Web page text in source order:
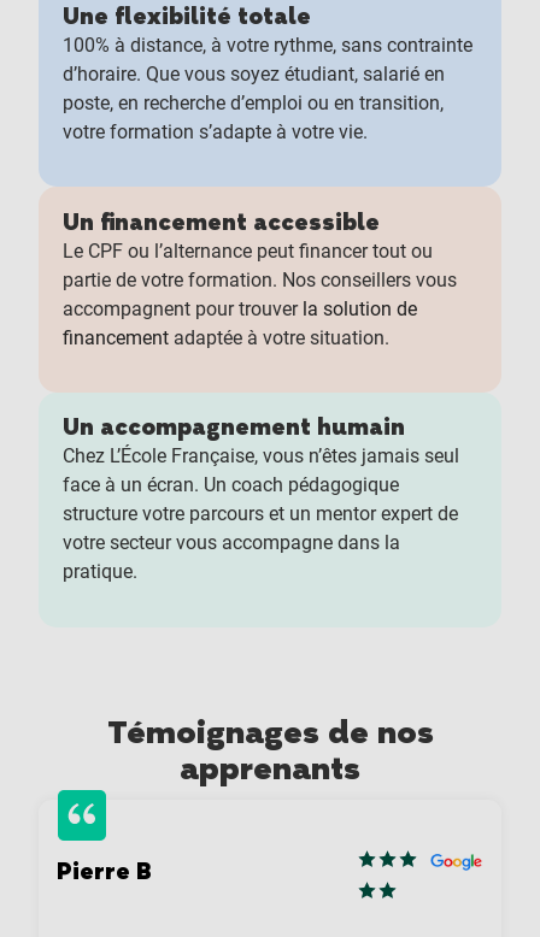
Une flexibilité totale
100% à distance, à votre rythme, sans contrainte
d’horaire. Que vous soyez étudiant, salarié en
poste, en recherche d’emploi ou en transition,
votre formation s’adapte à votre vie.
Un financement accessible
Le CPF ou l’alternance peut financer tout ou
partie de votre formation. Nos conseillers vous
accompagnent pour trouver la solution de
financementadaptée à votre situation.
Un accompagnement humain
Chez L’École Française, vous n’êtes jamais seul
face à un écran. Un coach pédagogique
structure votre parcours et un mentor expert de
votre secteur vous accompagne dans la
pratique.
Témoignages de nos
apprenants
Pierre B